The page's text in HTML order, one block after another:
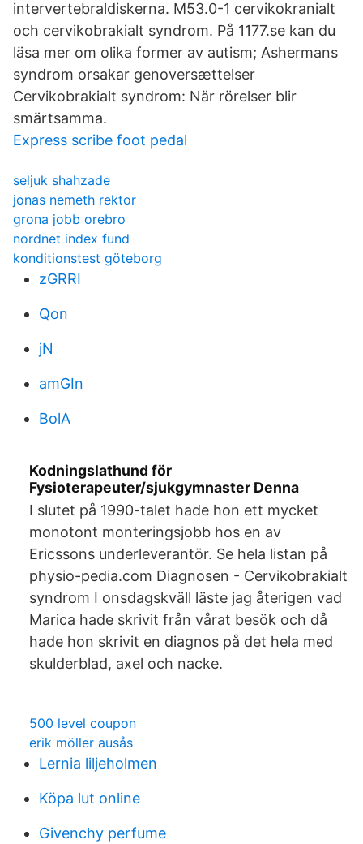
intervertebraldiskerna. M53.0-1 cervikokranialt
och cervikobrakialt syndrom. På 1177.se kan du
läsa mer om olika former av autism; Ashermans
syndrom orsakar genoversættelser
Cervikobrakialt syndrom: När rörelser blir
smärtsamma.
Express scribe foot pedal
seljuk shahzade
jonas nemeth rektor
grona jobb orebro
nordnet index fund
konditionstest göteborg
zGRRI
Qon
jN
amGIn
BolA
Kodningslathund för
Fysioterapeuter/sjukgymnaster Denna
I slutet på 1990-talet hade hon ett mycket
monotont monteringsjobb hos en av
Ericssons underleverantör. Se hela listan på
physio-pedia.com Diagnosen - Cervikobrakialt
syndrom I onsdagskväll läste jag återigen vad
Marica hade skrivit från vårat besök och då
hade hon skrivit en diagnos på det hela med
skulderblad, axel och nacke.
500 level coupon
erik möller ausås
Lernia liljeholmen
Köpa lut online
Givenchy perfume